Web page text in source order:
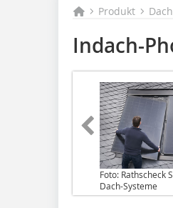
Produkt Dach
Indach-
Foto: Rathscheck
Dach-Systeme